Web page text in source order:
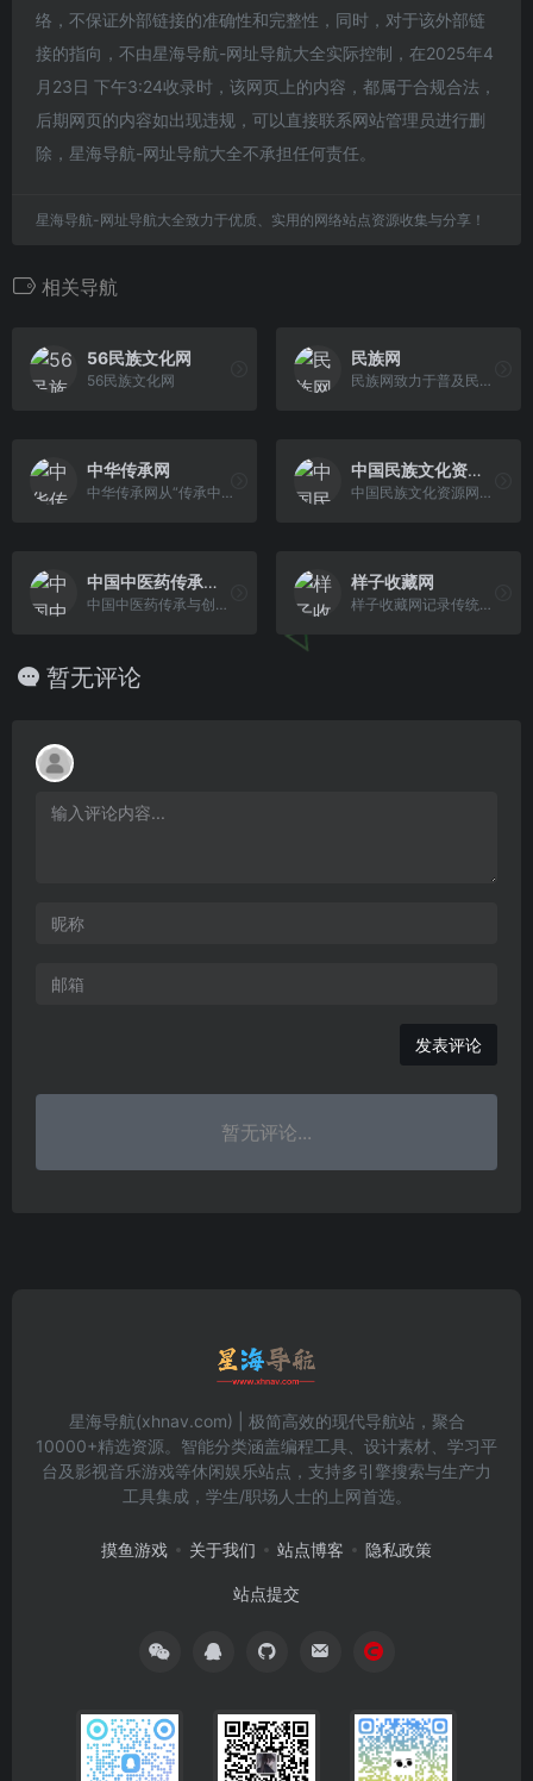
络，不保证外部链接的准确性和完整性，同时，对于该外部链
接的指向，不由星海导航-网址导航大全实际控制，在2025年4
月23日 下午3:24收录时，该网页上的内容，都属于合规合法，
后期网页的内容如出现违规，可以直接联系网站管理员进行删
除，星海导航-网址导航大全不承担任何责任。
星海导航-网址导航大全致力于优质、实用的网络站点资源收集与分享！
相关导航
56民族文化网
56民族文化网
民族网
民族网致力于普及民族知识,传播民族文化,展现民族特色,弘扬民族精神,宣传民族品牌,构建56个民族和谐团结大家庭。
中华传承网
中华传承网从“传承中医、传承国艺、科教之窗、康养乐园、名人访谈、非遗传承”等诸方面给予企业和影响力人物全方位的报道，充分展示出我国在新的时期各领域的发展成果，做好展示传播平台，为传承弘扬五千年文化传递正能量。
中国民族文化资源库
中国民族文化资源网国家民委首个集文字、图片、影像、声音于一体的民族文化保护与传承的数字化工程，充分运用现代科技，网络新鲜的民族文化咨询，提供专业的民族文化知识，创建中华民族新的精神家园。
中国中医药传承与创新网
中国中医药传承与创新网、北京专家顾问、北京中医专家、北京中医药网站
样子收藏网
样子收藏网记录传统艺术非物质文化遗产的传承,关注艺术品市场的最新拍卖动态综合性艺术网站.通过互联网记录古代古董、古玩字画等艺术品收藏的发展历史脉络.
暂无评论
发表评论
暂无评论...
星海导航(xhnav.com) | 极简高效的现代导航站，聚合
10000+精选资源。智能分类涵盖编程工具、设计素材、学习平
台及影视音乐游戏等休闲娱乐站点，支持多引擎搜索与生产力
工具集成，学生/职场人士的上网首选。
摸鱼游戏 关于我们 站点博客 隐私政策
站点提交